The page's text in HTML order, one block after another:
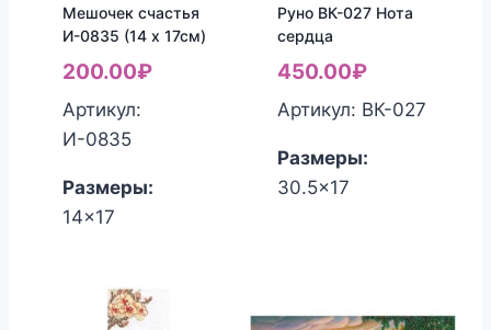
Мешочек счастья
И-0835 (14 х 17см)
200.00₽
Артикул:
И-0835
Размеры:
14x17
Руно ВК-027 Нота
сердца
450.00₽
Артикул: ВК-027
Размеры:
30.5x17